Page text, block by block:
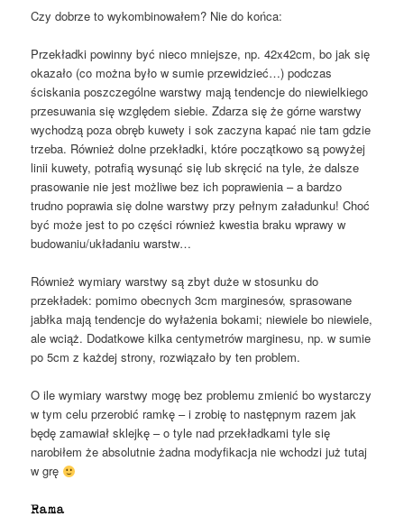
Czy dobrze to wykombinowałem? Nie do końca:
Przekładki powinny być nieco mniejsze, np. 42x42cm, bo jak się
okazało (co można było w sumie przewidzieć…) podczas
ściskania poszczególne warstwy mają tendencje do niewielkiego
przesuwania się względem siebie. Zdarza się że górne warstwy
wychodzą poza obręb kuwety i sok zaczyna kapać nie tam gdzie
trzeba. Również dolne przekładki, które początkowo są powyżej
linii kuwety, potrafią wysunąć się lub skręcić na tyle, że dalsze
prasowanie nie jest możliwe bez ich poprawienia – a bardzo
trudno poprawia się dolne warstwy przy pełnym załadunku! Choć
być może jest to po części również kwestia braku wprawy w
budowaniu/układaniu warstw…
Również wymiary warstwy są zbyt duże w stosunku do
przekładek: pomimo obecnych 3cm marginesów, sprasowane
jabłka mają tendencje do wyłażenia bokami; niewiele bo niewiele,
ale wciąż. Dodatkowe kilka centymetrów marginesu, np. w sumie
po 5cm z każdej strony, rozwiązało by ten problem.
O ile wymiary warstwy mogę bez problemu zmienić bo wystarczy
w tym celu przerobić ramkę – i zrobię to następnym razem jak
będę zamawiał sklejkę – o tyle nad przekładkami tyle się
narobiłem że absolutnie żadna modyfikacja nie wchodzi już tutaj
w grę
Rama